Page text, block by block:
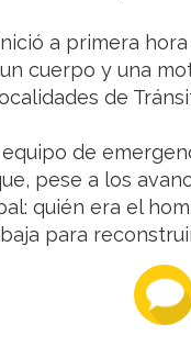
a primera
cuerpo y una
de
de
pese a los
quién era el
para